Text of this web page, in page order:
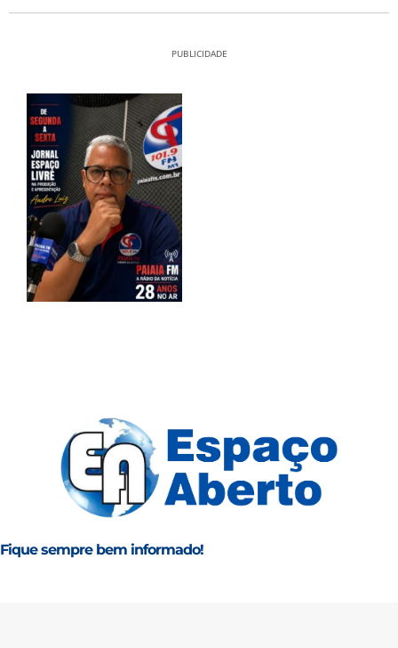
PUBLICIDADE
Fique sempre bem informado!